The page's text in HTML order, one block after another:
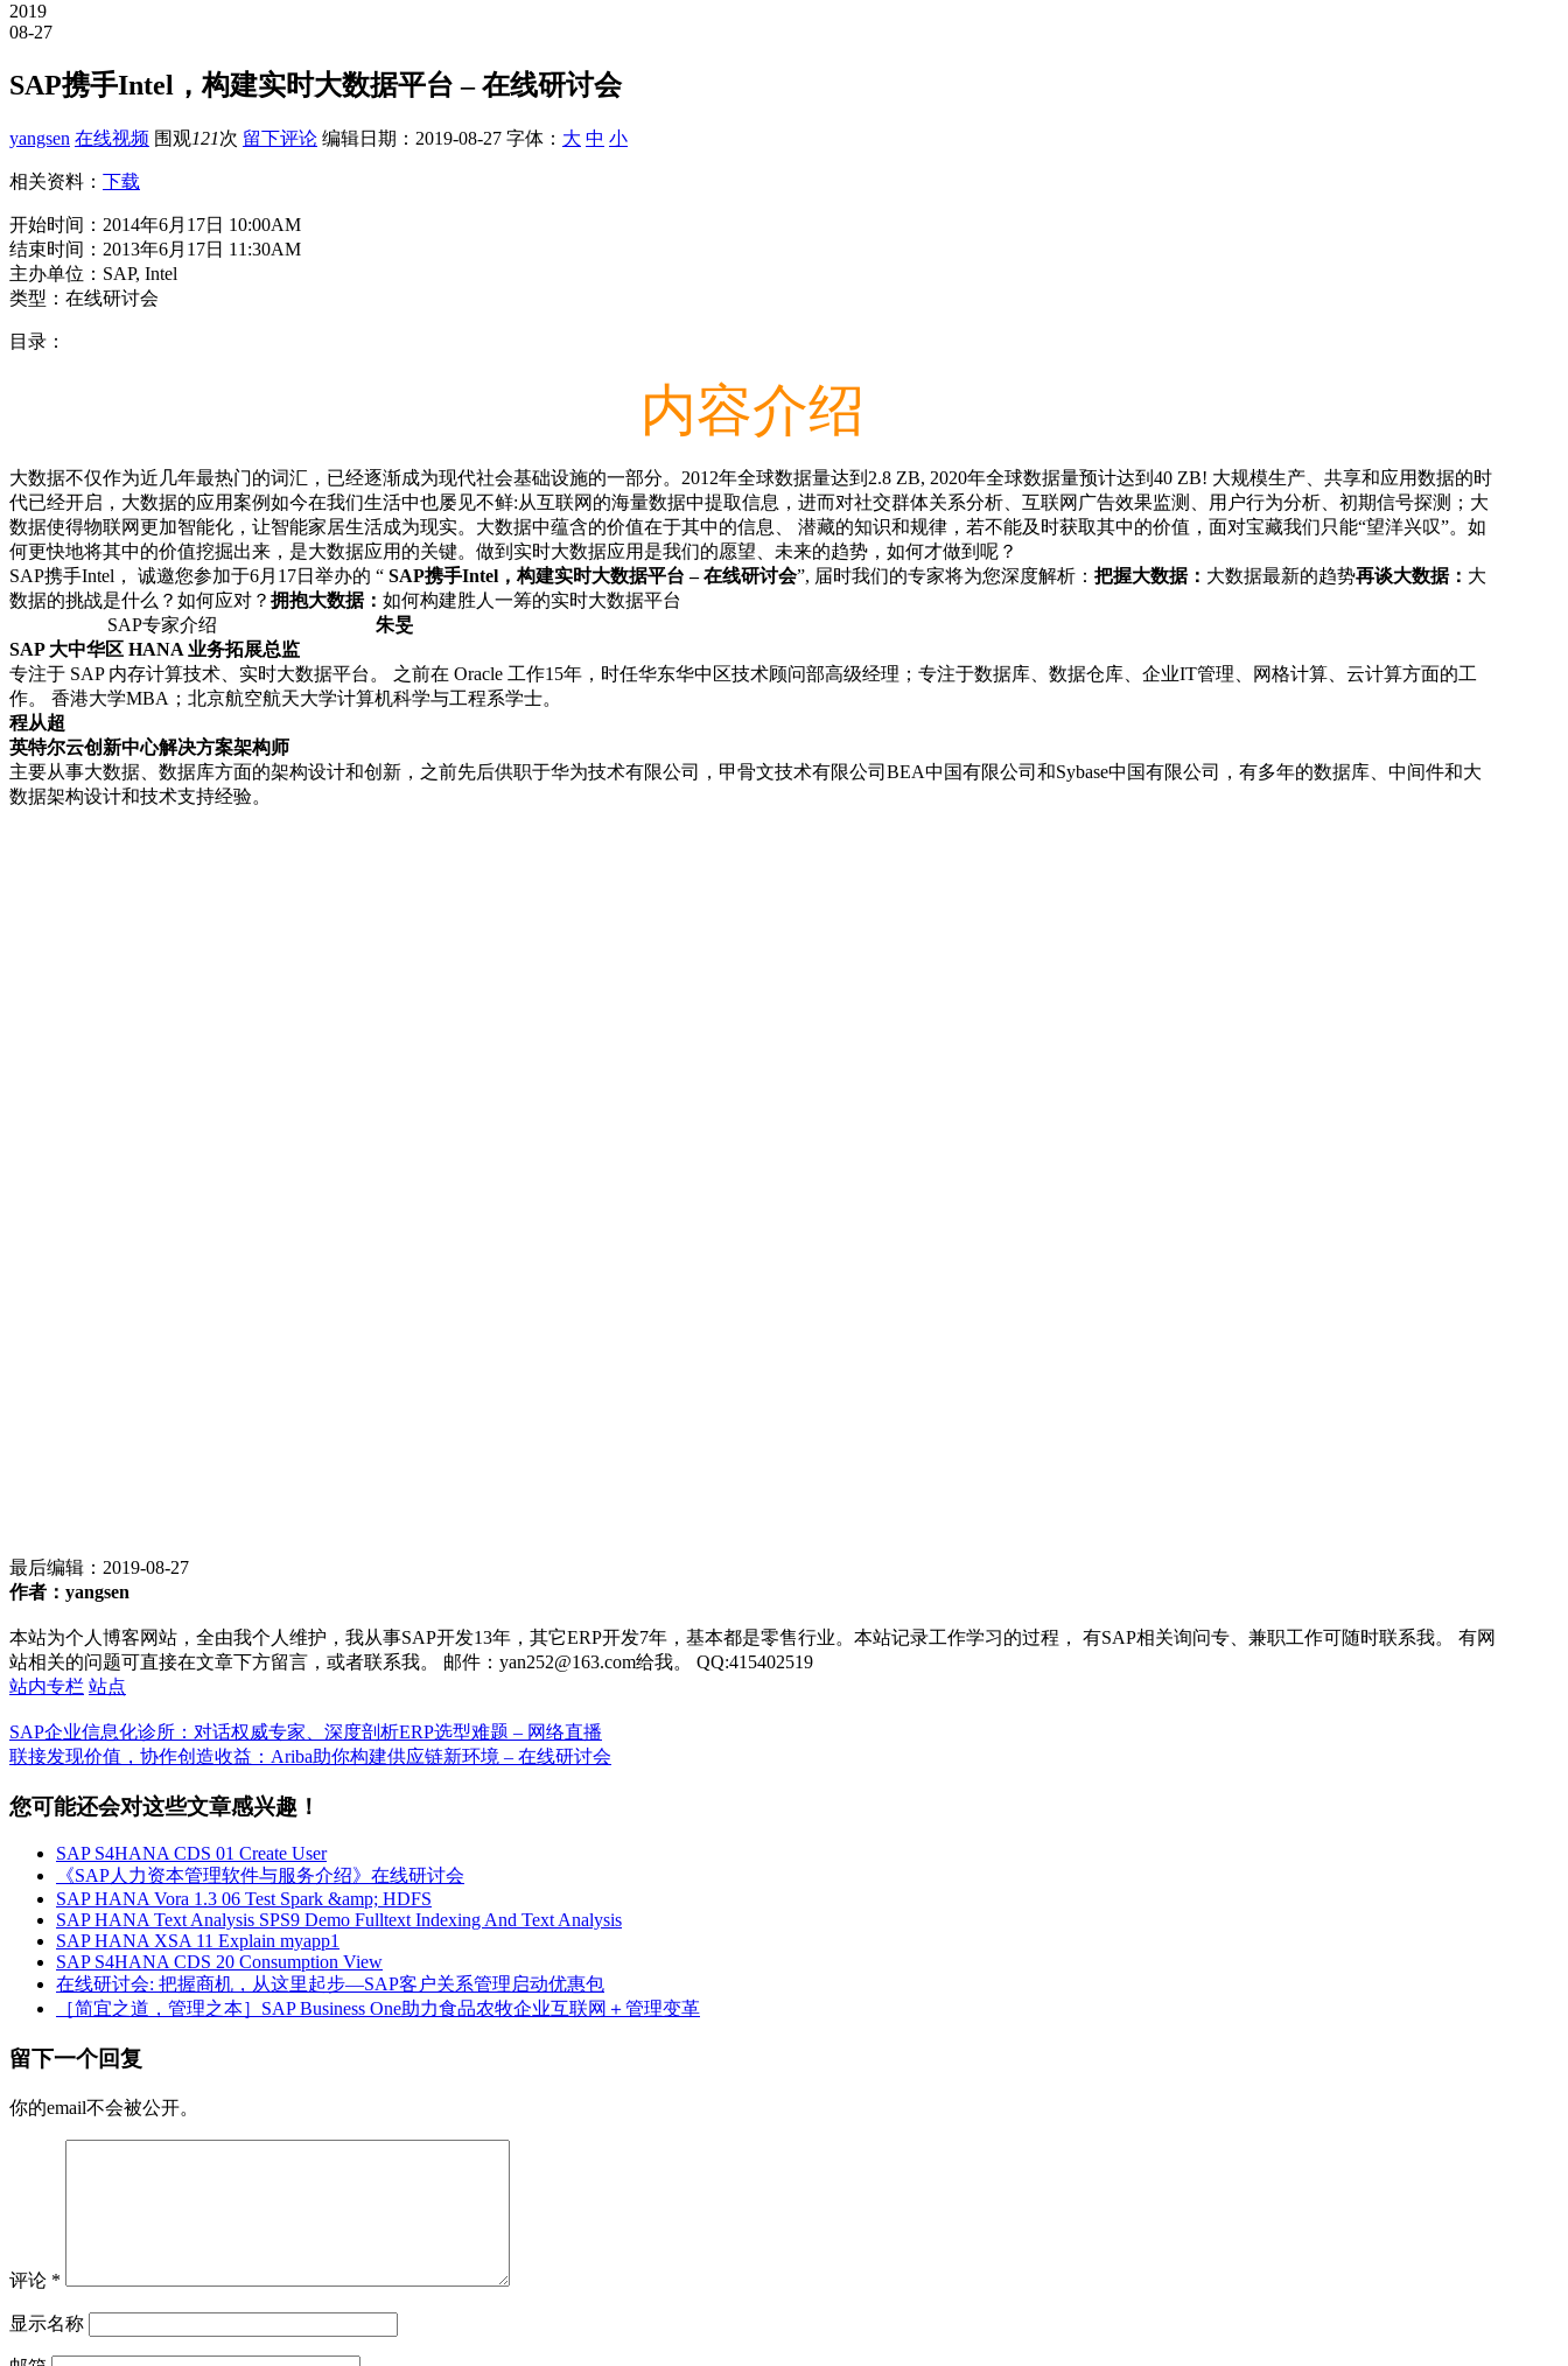
2019
08-27
SAP携手Intel，构建实时大数据平台 – 在线研讨会
yangsen 在线视频 围观121次 留下评论 编辑日期： 2019-08-27 字体： 大 中 小
相关资料： 下载
开始时间：2014年6月17日 10:00AM
结束时间：2013年6月17日 11:30AM
主办单位：SAP, Intel
类型：在线研讨会
目录：
内容介绍
大数据不仅作为近几年最热门的词汇，已经逐渐成为现代社会基础设施的一部分。2012年全球数据量达到2.8 ZB, 2020年全球数据量预计达到40 ZB! 大规模生产、共享和应用数据的时
代已经开启，大数据的应用案例如今在我们生活中也屡见不鲜:从互联网的海量数据中提取信息，进而对社交群体关系分析、互联网广告效果监测、用户行为分析、初期信号探测；大
数据使得物联网更加智能化，让智能家居生活成为现实。大数据中蕴含的价值在于其中的信息、 潜藏的知识和规律，若不能及时获取其中的价值，面对宝藏我们只能“望洋兴叹”。如
何更快地将其中的价值挖掘出来，是大数据应用的关键。做到实时大数据应用是我们的愿望、未来的趋势，如何才做到呢？
SAP携手Intel， 诚邀您参加于6月17日举办的 “ SAP携手Intel，构建实时大数据平台 – 在线研讨会”, 届时我们的专家将为您深度解析： 把握大数据： 大数据最新的趋势再谈大数据： 大
数据的挑战是什么？如何应对？ 拥抱大数据： 如何构建胜人一筹的实时大数据平台
SAP专家介绍 朱旻
SAP 大中华区 HANA 业务拓展总监
专注于 SAP 内存计算技术、实时大数据平台。 之前在 Oracle 工作15年，时任华东华中区技术顾问部高级经理；专注于数据库、数据仓库、企业IT管理、网格计算、云计算方面的工
作。 香港大学MBA；北京航空航天大学计算机科学与工程系学士。
程从超
英特尔云创新中心解决方案架构师
主要从事大数据、数据库方面的架构设计和创新，之前先后供职于华为技术有限公司，甲骨文技术有限公司BEA中国有限公司和Sybase中国有限公司，有多年的数据库、中间件和大
数据架构设计和技术支持经验。
最后编辑： 2019-08-27
作者：yangsen
本站为个人博客网站，全由我个人维护，我从事SAP开发13年，其它ERP开发7年，基本都是零售行业。本站记录工作学习的过程， 有SAP相关询问专、兼职工作可随时联系我。 有网
站相关的问题可直接在文章下方留言，或者联系我。 邮件：yan252@163.com给我。 QQ:415402519
站内专栏 站点
SAP企业信息化诊所：对话权威专家、深度剖析ERP选型难题 – 网络直播
联接发现价值，协作创造收益：Ariba助你构建供应链新环境 – 在线研讨会
您可能还会对这些文章感兴趣！
SAP S4HANA CDS 01 Create User
《SAP人力资本管理软件与服务介绍》在线研讨会
SAP HANA Vora 1.3 06 Test Spark &amp; HDFS
SAP HANA Text Analysis SPS9 Demo Fulltext Indexing And Text Analysis
SAP HANA XSA 11 Explain myapp1
SAP S4HANA CDS 20 Consumption View
在线研讨会: 把握商机，从这里起步—SAP客户关系管理启动优惠包
［简宜之道，管理之本］SAP Business One助力食品农牧企业互联网＋管理变革
留下一个回复
你的email不会被公开。
评论 *
显示名称